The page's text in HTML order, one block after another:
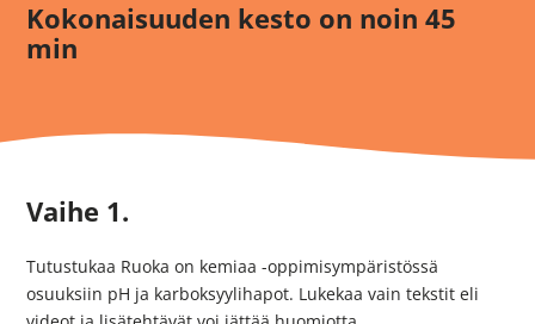
Kokonaisuuden kesto on noin 45
min
Vaihe 1.
Tutustukaa Ruoka on kemiaa -oppimisympäristössä
osuuksiin pH ja karboksyylihapot. Lukekaa vain tekstit eli